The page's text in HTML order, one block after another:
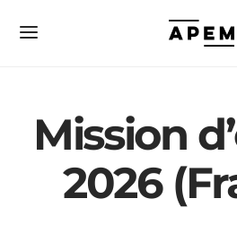
Mission
2026